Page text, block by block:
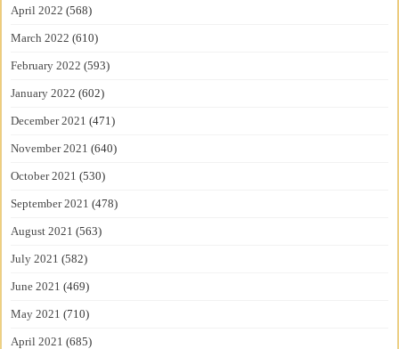
April 2022 (568)
March 2022 (610)
February 2022 (593)
January 2022 (602)
December 2021 (471)
November 2021 (640)
October 2021 (530)
September 2021 (478)
August 2021 (563)
July 2021 (582)
June 2021 (469)
May 2021 (710)
April 2021 (685)